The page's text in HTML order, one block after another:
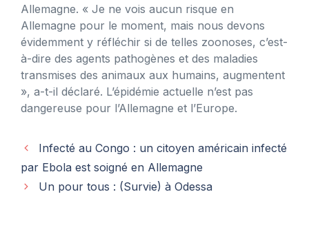
Allemagne. « Je ne vois aucun risque en
Allemagne pour le moment, mais nous devons
évidemment y réfléchir si de telles zoonoses, c’est-
à-dire des agents pathogènes et des maladies
transmises des animaux aux humains, augmentent
», a-t-il déclaré. L’épidémie actuelle n’est pas
dangereuse pour l’Allemagne et l’Europe.
Infecté au Congo : un citoyen américain infecté
par Ebola est soigné en Allemagne
Un pour tous : (Survie) à Odessa